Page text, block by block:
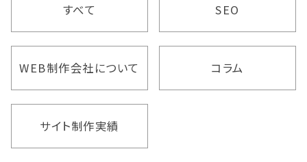
すべて SEO
WEB制作会社について コラム
サイト制作実績